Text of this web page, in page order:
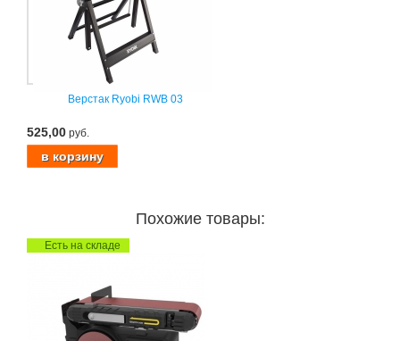
Верстак Ryobi RWB 03
525,00 руб.
Похожие товары:
Есть на складе